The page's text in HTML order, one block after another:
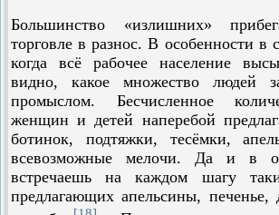
Большинство «излишних»
торговле в разнос. В особенности в
когда всё рабочее население
видно, какое множество людей
промыслом. Бесчисленное
женщин и детей наперебой
ботинок, подтяжки, тесёмки,
всевозможные мелочи. Да и в
встречаешь на каждом шагу
предлагающих апельсины,